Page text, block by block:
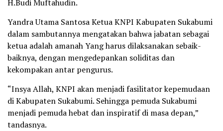
H.Budi Muftahudin.
Yandra Utama Santosa Ketua KNPI Kabupaten Sukabumi
dalam sambutannya mengatakan bahwa jabatan sebagai
ketua adalah amanah Yang harus dilaksanakan sebaik-
baiknya, dengan mengedepankan soliditas dan
kekompakan antar pengurus.
“Insya Allah, KNPI akan menjadi fasilitator kepemudaan
di Kabupaten Sukabumi. Sehingga pemuda Sukabumi
menjadi pemuda hebat dan inspiratif di masa depan,”
tandasnya.